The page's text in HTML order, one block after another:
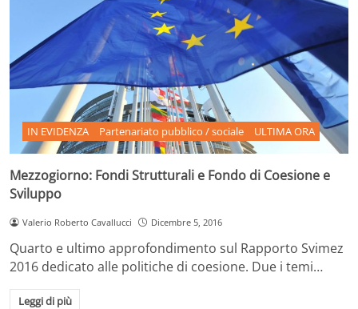
IN EVIDENZA Partenariato pubblico / sociale ULTIMA ORA
Mezzogiorno: Fondi Strutturali e Fondo di Coesione e
Sviluppo
Valerio Roberto Cavallucci Dicembre 5, 2016
Quarto e ultimo approfondimento sul Rapporto Svimez
2016 dedicato alle politiche di coesione. Due i temi…
Leggi di più